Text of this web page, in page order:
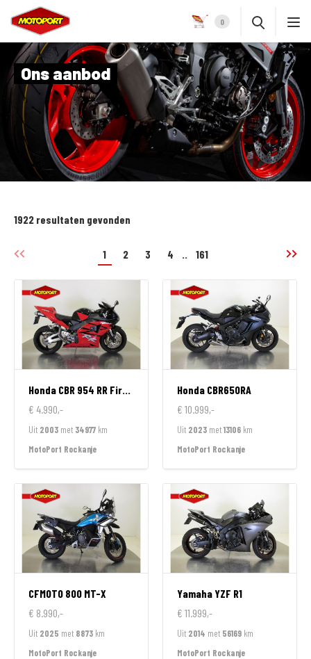
0
Ons aanbod
1922 resultaten gevonden
1 2 3 4 .. 161
Honda CBR 954 RR FireBlade
€ 4.990,-
Uit 2003 met 34977 km
MotoPort Rockanje
Honda CBR650RA
€ 10.999,-
Uit 2023 met13106 km
MotoPort Rockanje
CFMOTO 800 MT-X
€ 8.990,-
Uit 2025 met 8873 km
MotoPort Rockanje
YamahaYZF R1
€ 11.999,-
Uit 2014 met 56169 km
MotoPort Rockanje